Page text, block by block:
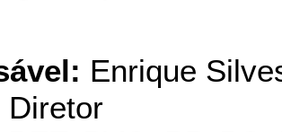
Enrique
Diretor